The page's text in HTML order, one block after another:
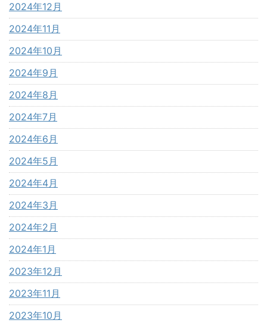
2024年12月
2024年11月
2024年10月
2024年9月
2024年8月
2024年7月
2024年6月
2024年5月
2024年4月
2024年3月
2024年2月
2024年1月
2023年12月
2023年11月
2023年10月